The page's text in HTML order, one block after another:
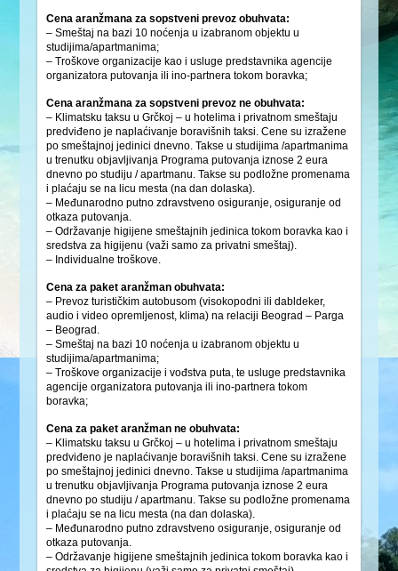
Cena aranžmana za sopstveni prevoz obuhvata:
– Smeštaj na bazi 10 noćenja u izabranom objektu u
studijima/apartmanima;
– Troškove organizacije kao i usluge predstavnika agencije
organizatora putovanja ili ino-partnera tokom boravka;
Cena aranžmana za sopstveni prevoz ne obuhvata:
– Klimatsku taksu u Grčkoj – u hotelima i privatnom smeštaju
predviđeno je naplaćivanje boravišnih taksi. Cene su izražene
po smeštajnoj jedinici dnevno. Takse u studijima /apartmanima
u trenutku objavljivanja Programa putovanja iznose 2 eura
dnevno po studiju / apartmanu. Takse su podložne promenama
i plaćaju se na licu mesta (na dan dolaska).
– Međunarodno putno zdravstveno osiguranje, osiguranje od
otkaza putovanja.
– Održavanje higijene smeštajnih jedinica tokom boravka kao i
sredstva za higijenu (važi samo za privatni smeštaj).
– Individualne troškove.
Cena za paket aranžman obuhvata:
– Prevoz turističkim autobusom (visokopodni ili dabldeker,
audio i video opremljenost, klima) na relaciji Beograd – Parga
– Beograd.
– Smeštaj na bazi 10 noćenja u izabranom objektu u
studijima/apartmanima;
– Troškove organizacije i vođstva puta, te usluge predstavnika
agencije organizatora putovanja ili ino-partnera tokom
boravka;
Cena za paket aranžman ne obuhvata:
– Klimatsku taksu u Grčkoj – u hotelima i privatnom smeštaju
predviđeno je naplaćivanje boravišnih taksi. Cene su izražene
po smeštajnoj jedinici dnevno. Takse u studijima /apartmanima
u trenutku objavljivanja Programa putovanja iznose 2 eura
dnevno po studiju / apartmanu. Takse su podložne promenama
i plaćaju se na licu mesta (na dan dolaska).
– Međunarodno putno zdravstveno osiguranje, osiguranje od
otkaza putovanja.
– Održavanje higijene smeštajnih jedinica tokom boravka kao i